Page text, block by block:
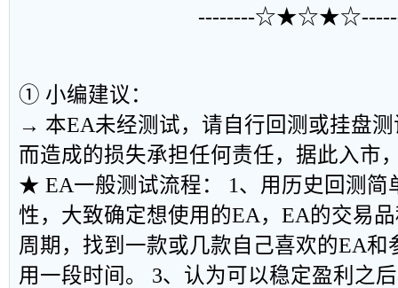
--------
① 小编建议：
→ 本EA未经测试，请自行回测或挂盘
而造成的损失承担任何责任，据此入市
★ EA一般测试流程： 1、用历史回测简
性，大致确定想使用的EA，EA的交易
周期，找到一款或几款自己喜欢的EA和
用一段时间。 3、认为可以稳定盈利之